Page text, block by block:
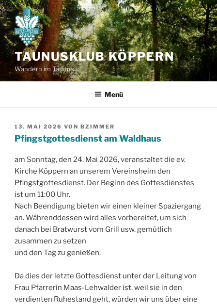
Zum
Inhalt
springen
TAUNUSKLUB KÖPPERN
Wandern im Taunus
Menü
VERÖFFENTLICHT
AM
13. MAI 2026 VON BZIMMER
Pfingstgottesdienst am Waldhaus
am Sonntag, den 24. Mai 2026, veranstaltet die ev.
Kirche Köppern an unserem Vereinsheim den
Pfingstgottesdienst. Der Beginn des Gottesdienstes
ist um 11:00 Uhr.
Nach Beendigung bieten wir einen kleiner Spaziergang
an. Währenddessen wird alles vorbereitet, um sich
danach bei Bratwurst vom Grill usw. gemütlich
zusammen zu setzen
und den Tag zu genießen.
Da dies der letzte Gottesdienst unter der Leitung von
Frau Pfarrerin Maas-Lehwalder ist, weil sie in den
verdienten Ruhestand geht, würden wir uns über eine